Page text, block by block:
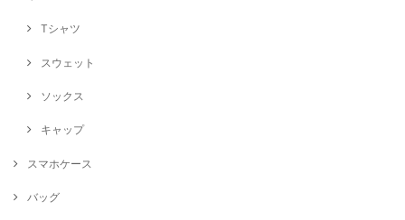
Tシャツ
スウェット
ソックス
キャップ
スマホケース
バッグ